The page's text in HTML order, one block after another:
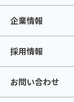
企業情報
採用情報
お問い合わせ